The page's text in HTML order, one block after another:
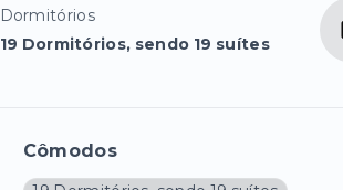
Dormitórios
19 Dormitórios, sendo 19 suítes
Cômodos